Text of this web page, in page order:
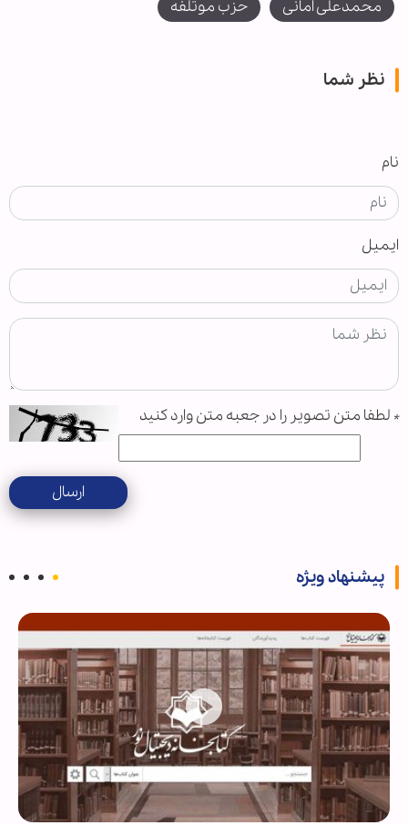
محمدعلی امانی حزب موتلفه
نظر شما
نام
ایمیل
* لطفا متن تصویر را در جعبه متن وارد کنید
ارسال
پیشنهاد ویژه